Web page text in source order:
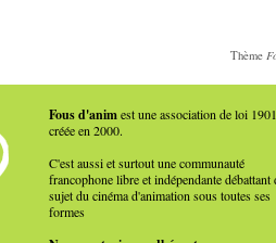
Thème
Fous d'animest une association de loi 1901
créée en 2000.
C'est aussi et surtout une communauté
francophone libre et indépendante débattant
sujet du cinéma d'animation sous toutes ses
formes